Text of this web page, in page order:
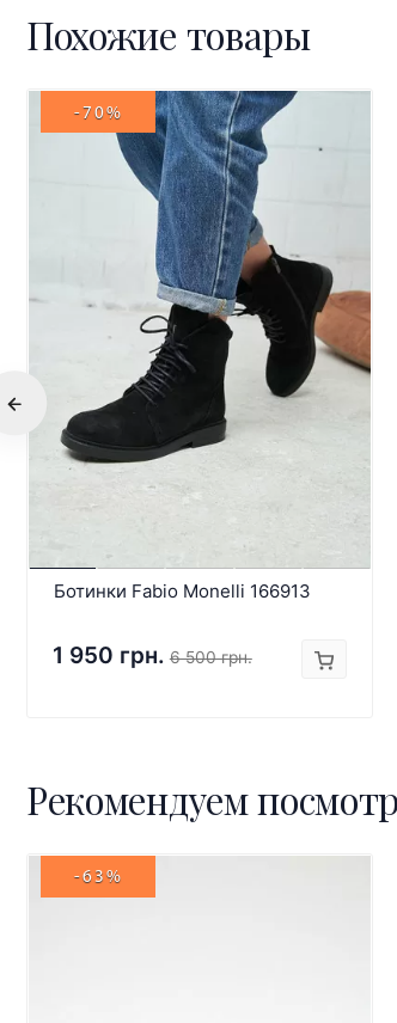
Похожие товары
-70%
Ботинки Fabio Monelli 166913
1 950 грн. 6 500 грн.
Рекомендуем
-63%